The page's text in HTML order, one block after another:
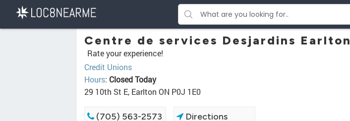
Centre de services Desjardins Earlton
Rate your experience!
Credit Unions
Hours: Closed Today
29 10th St E, Earlton ON P0J 1E0
(705) 563-2573 Directions